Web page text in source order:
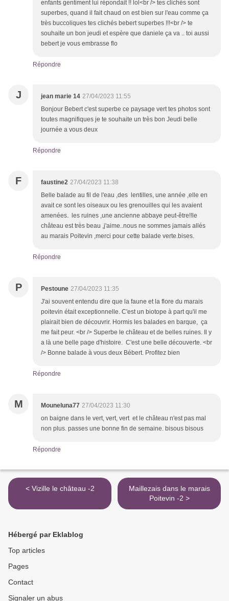
enfants gentiment lui répondait !! lol<br /> tes clichés sont
superbes, quand il fait chaud on est bien sur l'eau comme ça
très buccoliques tes clichés bebert superbes !!!<br /> te
souhaite un bon jeudi et espère que daniele ça va .. toi aussi
bebert je vous embrasse flo
Répondre
J jean marie 14 27/04/2023 11:55
Bonjour Bebert c'est superbe ce paysage vert tes photos sont
toutes magnifiques je te souhaite un très bon Jeudi belle
journée a vous deux
Répondre
F faustine2 27/04/2023 11:38
Belle balade au fil de l'eau ,des lentilles, une année ,elle en
avait ce sont les oiseaux ou les grenouilles qui les avaient
amenées. les ruines ,une ancienne abbaye peut-être!!le
château est très beau ,j'aime..nous ne sommes jamais allés
au marais Poitevin ,merci pour cette balade verte.bises.
Répondre
P Pestoune 27/04/2023 11:35
J'ai souvent entendu dire que la faune et la flore du marais
poitevin était exceptionnelle. C'est un biotope à part qu'il me
plairait bien de découvrir. Hormis les balades en barque, ça
me fait peur. <br /> Superbe le château et de belles ruines. Il y
a là une belle page d'histoire. C'est une belle découverte. <br
/> Bonne balade à vous deux Bébert. Profitez bien
Répondre
M Mouneluna77 27/04/2023 11:30
on baigne dans le vert, vert, vert et le château n'est pas mal
non plus. passes une bonne fin de semaine. bisous bisous
Répondre
< Vizille le château -2
Maillezais dans le marais
Poitevin -2 >
Hébergé par Eklablog
Top articles
Pages
Contact
Signaler un abus